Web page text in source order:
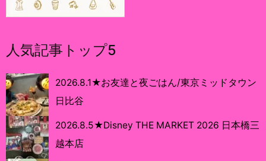
人気記事トップ5
2026.8.1★お友達と夜ごはん/東京ミッドタウン
日比谷
2026.8.5★Disney THE MARKET 2026 日本橋三
越本店